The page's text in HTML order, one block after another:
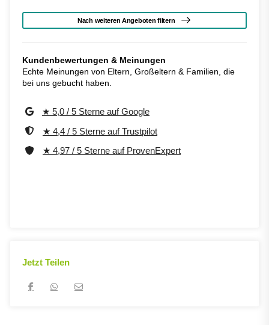
Nach weiteren Angeboten filtern
Kundenbewertungen & Meinungen
Echte Meinungen von Eltern, Großeltern & Familien, die
bei uns gebucht haben.
★ 5,0 / 5 Sterne auf Google
★ 4,4 / 5 Sterne auf Trustpilot
★ 4,97 / 5 Sterne auf ProvenExpert
Jetzt Teilen